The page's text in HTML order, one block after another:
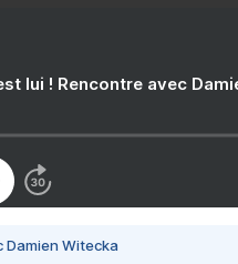
lui ! Rencontre avec
Damien Witecka